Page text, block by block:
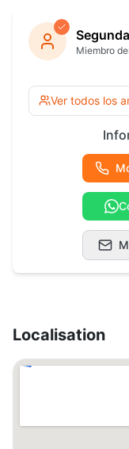
Miembro
Ver todos los
Localisation